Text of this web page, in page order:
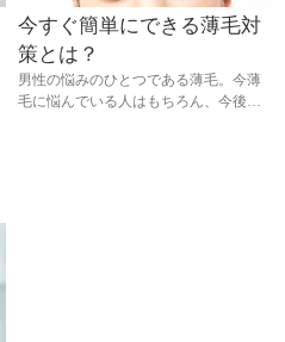
今すぐ簡単にできる薄毛対
策とは？
男性の悩みのひとつである薄毛。今薄
毛に悩んでいる人はもちろん、今後の